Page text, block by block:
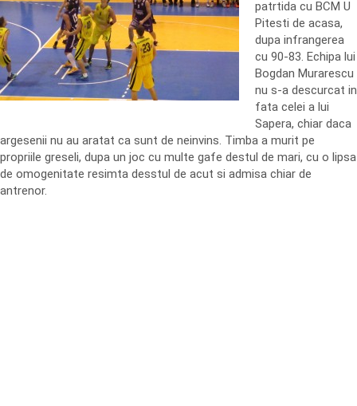
patrtida cu BCM U
Pitesti de acasa,
dupa infrangerea
cu 90-83. Echipa lui
Bogdan Murarescu
nu s-a descurcat in
fata celei a lui
Sapera, chiar daca
argesenii nu au aratat ca sunt de neinvins. Timba a murit pe
propriile greseli, dupa un joc cu multe gafe destul de mari, cu o lipsa
de omogenitate resimta desstul de acut si admisa chiar de
antrenor.